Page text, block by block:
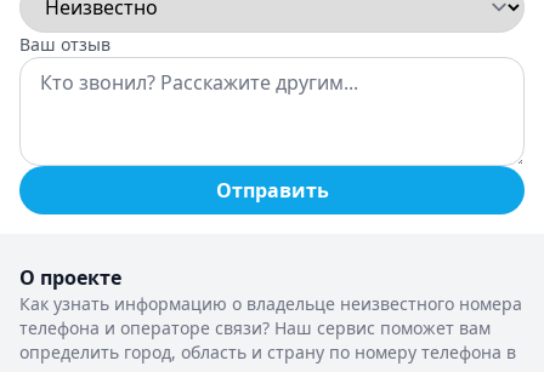
Ваш отзыв
Отправить
О проекте
Как узнать информацию о владельце неизвестного номера
телефона и операторе связи? Наш сервис поможет вам
определить город, область и страну по номеру телефона в